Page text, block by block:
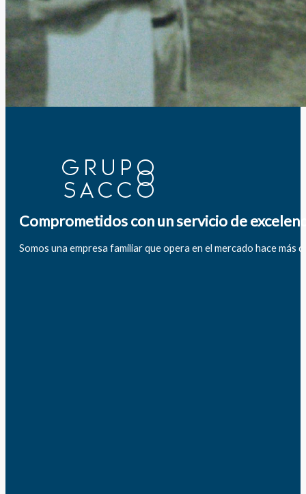
Comprometidos con un servicio de
Somos una empresa familiar que opera en el mercado hace más